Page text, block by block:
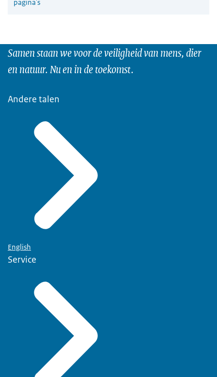
pagina's
Samen staan we voor de veiligheid van mens, dier
en natuur. Nu en in de toekomst.
Andere talen
English
Service